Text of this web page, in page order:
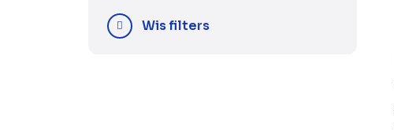
Wis filters